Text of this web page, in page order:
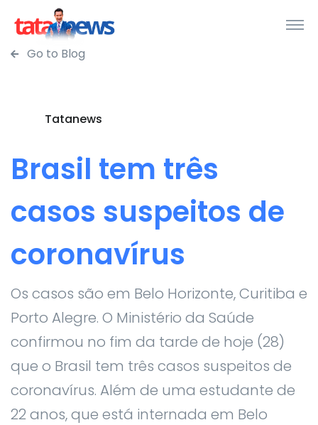
Go to Blog
Tatanews
Brasil tem três
casos suspeitos de
coronavírus
Os casos são em Belo Horizonte, Curitiba e
Porto Alegre. O Ministério da Saúde
confirmou no fim da tarde de hoje (28)
que o Brasil tem três casos suspeitos de
coronavírus. Além de uma estudante de
22 anos, que está internada em Belo